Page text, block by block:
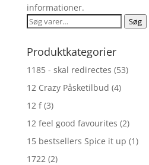
informationer.
Søg
Søg
Produktkategorier
1185 - skal redirectes (53)
12 Crazy Påsketilbud (4)
12 f (3)
12 feel good favourites (2)
15 bestsellers Spice it up (1)
1722 (2)